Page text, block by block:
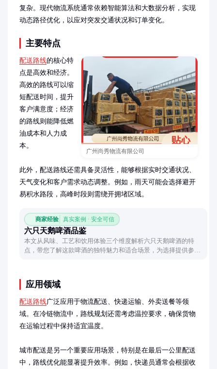
复杂。现代物流系统通常依赖智能算法和大数据分析，实现
动态路径优化，以应对突发交通状况和订单变化。
主要特点
广州尚秀物流有限公司
配送路线的核心特
点是高效和经济。
高效的路线可以缩
短配送时间，提升
客户满意度；经济
的路线则能降低燃
油成本和人力成
本。
此外，配送路线还需具备灵活性，能够根据实时交通状况、
天气变化和客户需求动态调整。例如，雨天可能会选择避开
易积水路段，高峰时段则需绕开拥堵区域。
商家经验 真实案例 · 安全可信
六只天鹅啤酒品鉴
本文从风味、工艺和饮用体验三个维度解析六只天鹅啤酒的特
点，带您了解这款啤酒的独特魅力和适合场景，为选择提供参
应用领域
配送路线广泛应用于物流配送、快递运输、外卖送餐等领
域。在冷链物流中，路线规划还需考虑温控要求，确保货物
在运输过程中保持适宜温度。
城市配送是另一个重要应用场景，特别是在最后一公里配送
中，路线优化能显著提升效率。例如，快递员通常会根据收